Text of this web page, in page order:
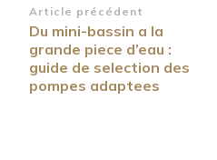
Navigation
d’article
Article précédent
Du mini-bassin a la
grande piece d’eau :
guide de selection des
pompes adaptees